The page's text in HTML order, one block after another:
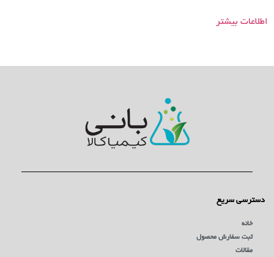
اطلاعات بیشتر
دسترسی سریع
خانه
ثبت سفارش محصول
مقالات